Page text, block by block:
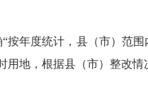
年度统计，县（市）范围
地，根据县（市）整改情